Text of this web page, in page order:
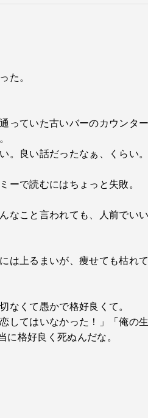
た。
ていた古いバーのカウンタ
。良い話だったなぁ、くらい。
ーで読むにはちょっと失敗。
なこと言われても、人前でい
は上るまいが、痩せても枯れ
なくて愚かで格好良くて。
てはいなかった！」「俺の
格好良く死ぬんだな。